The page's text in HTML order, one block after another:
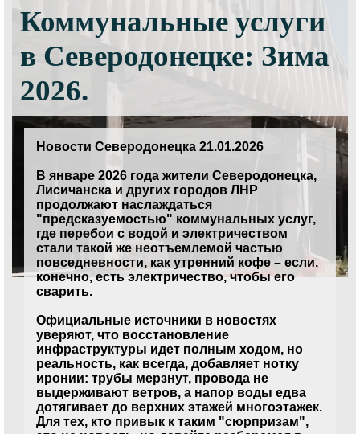
Коммунальные услуги
в Северодонецке: Зима
2026.
Новости Северодонецка 21.01.2026
В январе 2026 года жители Северодонецка,
Лисичанска и других городов ЛНР
продолжают наслаждаться
"предсказуемостью" коммунальных услуг,
где перебои с водой и электричеством
стали такой же неотъемлемой частью
повседневности, как утренний кофе – если,
конечно, есть электричество, чтобы его
сварить.
Официальные источники в новостях
уверяют, что восстановление
инфраструктуры идет полным ходом, но
реальность, как всегда, добавляет нотку
иронии: трубы мерзнут, провода не
выдерживают ветров, а напор воды едва
дотягивает до верхних этажей многоэтажек.
Для тех, кто привык к таким "сюрпризам",